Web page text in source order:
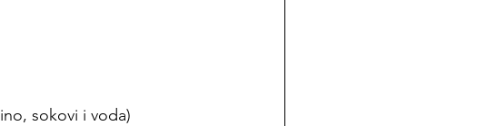
sokovi i voda)